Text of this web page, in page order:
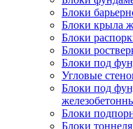
Блоки
Блоки крыла
Блоки
Блоки
Блоки под
Угловые
Блоки под
Блоки
Блоки